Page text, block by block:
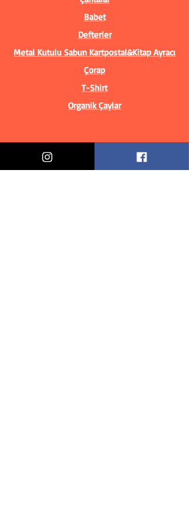
Babet
Defterler
Metal Kutulu Sabun Kartpostal&Kitap Ayracı
Çorap
T-Shirt
Organik Çaylar
Bilgiler
Biz Kimiz?